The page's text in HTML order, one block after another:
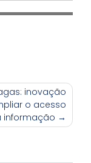
inovação
o acesso
informação